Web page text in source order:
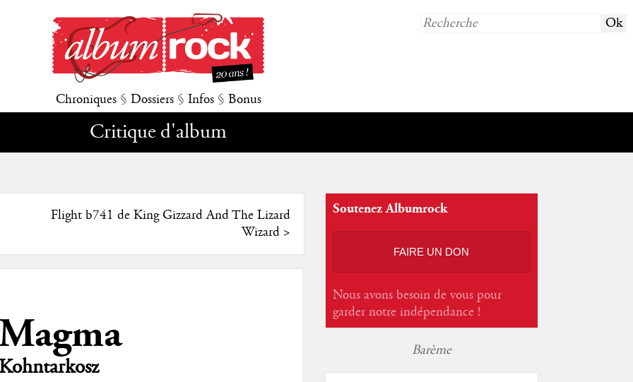
Chroniques § Dossiers § Infos § Bonus
Critique d'album
Flight b741 de King Gizzard And The Lizard
Wizard>
Soutenez Albumrock
FAIRE UN DON
Nous avons besoin de vous pour
garder notre indépendance !
Barème